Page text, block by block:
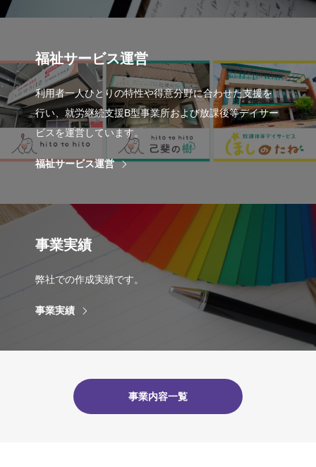
福祉サービス運営
利用者一人ひとりの特性や得意分野に合わせた支援を
行い、就労継続支援B型事業所および放課後等デイサー
ビスを運営しています。
福祉サービス運営
事業実績
弊社での作成実績です。
事業実績
事業内容一覧